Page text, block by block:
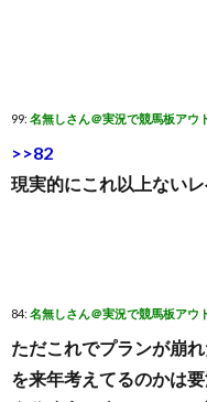
99: 名無しさん＠実況で競馬板アウ
>>82
現実的にこれ以上ない
84: 名無しさん＠実況で競馬板アウ
ただこれでプランが崩
を来年考えてるのかは